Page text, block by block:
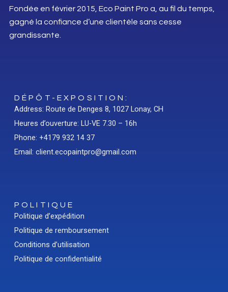
Fondée en février 2015, Eco Paint Pro a, au fil du temps,
gagné la confiance d’une clientèle sans cesse
grandissante.
DÉPÔT-EXPOSITION:
Address: Route de Denges 8, 1027 Lonay, CH
Heures d’ouverture: LU-VE 7.30 – 16h
Phone: +4179 932 14 37
Email: client.ecopaintpro@gmail.com
POLITIQUE
Politique d’expédition
Politique de remboursement
Conditions d’utilisation
Politique de confidentialité